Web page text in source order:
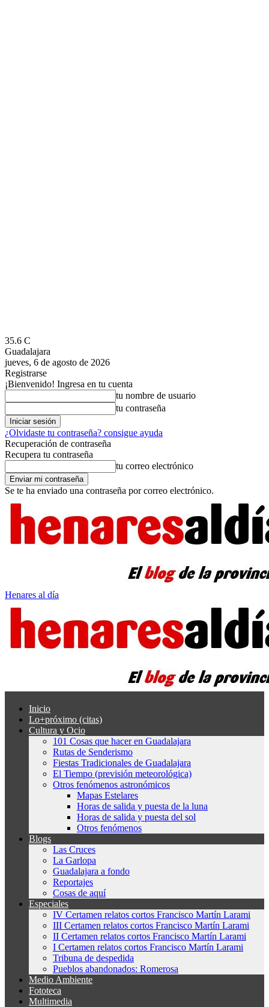
35.6 C
Guadalajara
jueves, 6 de agosto de 2026
Registrarse
¡Bienvenido! Ingresa en tu cuenta
tu nombre de usuario
tu contraseña
¿Olvidaste tu contraseña? consigue ayuda
Recuperación de contraseña
Recupera tu contraseña
tu correo electrónico
Se te ha enviado una contraseña por correo electrónico.
Henares al día
Inicio
Lo+próximo (citas)
Cultura y Ocio
101 Cosas que hacer en Guadalajara
Rutas de Senderismo
Fiestas Tradicionales de Guadalajara
El Tiempo (previsión meteorológica)
Otros fenómenos astronómicos
Mapas Estelares
Horas de salida y puesta de la luna
Horas de salida y puesta del sol
Otros fenómenos
Blogs
Las Cruces
La Garlopa
Guadalajara a fondo
Reportajes
Cosas de aquí
Especiales
IV Certamen relatos cortos Francisco Martín Larami
III Certamen relatos cortos Francisco Martín Larami
II Certamen relatos cortos Francisco Martín Larami
I Certamen relatos cortos Francisco Martín Larami
Tribuna de despedida
Pueblos abandonados: Romerosa
Medio Ambiente
Fototeca
Multimedia